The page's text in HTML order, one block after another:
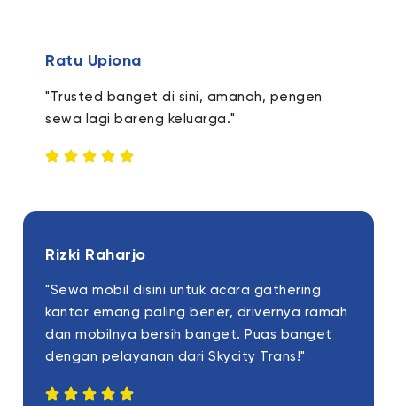
Ratu Upiona
"Trusted banget di sini, amanah, pengen
sewa lagi bareng keluarga."
Rizki Raharjo
"Sewa mobil disini untuk acara gathering
kantor emang paling bener, drivernya ramah
dan mobilnya bersih banget. Puas banget
dengan pelayanan dari Skycity Trans!"